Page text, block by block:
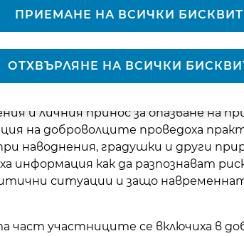
от кампанията Move Now
ранното предупреждение,
природни бедствия.
важни теми: превенцията на
и личния принос за опазване на
на доброволците проведоха
наводнения, градушки и други
информация как да разпознават
ситуации и защо
част участниците се включиха в
ОТХВЪРЛЯНЕ НА ВСИЧКИ
ПРИЕМАНЕ НА ВСИЧКИ